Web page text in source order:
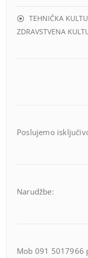
TEHNIČKA
ZDRAVSTVENA
Poslujemo
Narudžbe:
Mob 091 5017966